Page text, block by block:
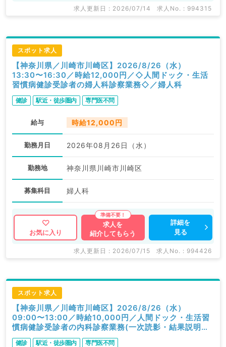
求人更新日 : 2026/07/14 求人No. : 994315
スポット求人
【神奈川県／川崎市川崎区】2026/8/26（水）
13:30〜16:30／時給12,000円／◇人間ドック・生活
習慣病健診受診者の婦人科診察業務◇／婦人科
健診 駅近・徒歩圏内 専門医不問
給与 時給12,000円
勤務月日 2026年08月26日（水）
勤務地 神奈川県川崎市川崎区
募集科目 婦人科
お気に入り
求人を
紹介してもらう
詳細を
見る
求人更新日 : 2026/07/15 求人No. : 994426
スポット求人
【神奈川県／川崎市川崎区】2026/8/26（水）
09:00〜13:00／時給10,000円／人間ドック・生活習
慣病健診受診者の内科診察業務(一次読影・結果説明含
む)／内科
健診 駅近・徒歩圏内 専門医不問